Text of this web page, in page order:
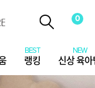
0
랭킹 신상 육